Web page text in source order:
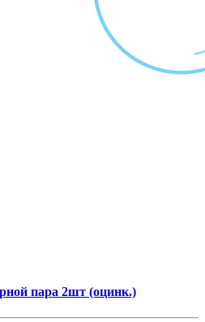
пара 2шт (оцинк.)